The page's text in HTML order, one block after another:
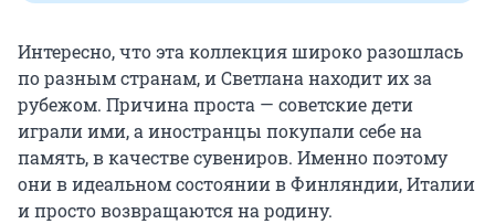
Интересно, что эта коллекция широко разошлась
по разным странам, и Светлана находит их за
рубежом. Причина проста — советские дети
играли ими, а иностранцы покупали себе на
память, в качестве сувениров. Именно поэтому
они в идеальном состоянии в Финляндии, Италии
и просто возвращаются на родину.